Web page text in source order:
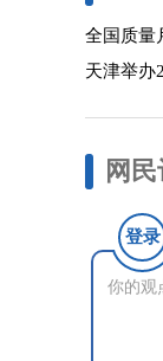
全国质量
天津举办
网
登录